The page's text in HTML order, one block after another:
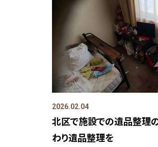
2026.02.04
北区で施設での遺品整理
わり遺品整理を